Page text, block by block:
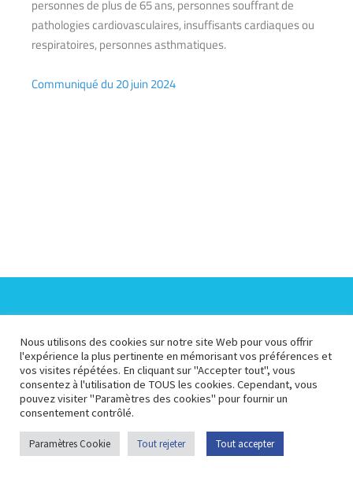
personnes de plus de 65 ans, personnes souffrant de
pathologies cardiovasculaires, insuffisants cardiaques ou
respiratoires, personnes asthmatiques.
Communiqué du 20 juin 2024
Espace Presse
Espace Pédagogique Espace Membre
Plan du site
Portail
opendata
Contactez-nous
Nous utilisons des cookies sur notre site Web pour vous offrir
l'expérience la plus pertinente en mémorisant vos préférences et
vos visites répétées. En cliquant sur "Accepter tout", vous
consentez à l'utilisation de TOUS les cookies. Cependant, vous
pouvez visiter "Paramètres des cookies" pour fournir un
consentement contrôlé.
Paramètres Cookie Tout rejeter Tout accepter